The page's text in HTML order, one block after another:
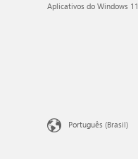
Aplicativos do Windows 11
Português (Brasil)